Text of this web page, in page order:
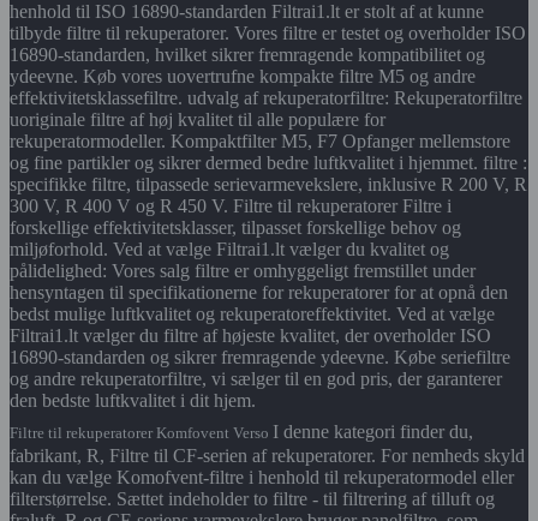
henhold til ISO 16890-standarden Filtrai1.lt er stolt af at kunne
tilbyde filtre til rekuperatorer. Vores filtre er testet og overholder ISO
16890-standarden, hvilket sikrer fremragende kompatibilitet og
ydeevne. Køb vores uovertrufne kompakte filtre M5 og andre
effektivitetsklassefiltre. udvalg af rekuperatorfiltre: Rekuperatorfiltre
uoriginale filtre af høj kvalitet til alle populære for
rekuperatormodeller. Kompaktfilter M5, F7 Opfanger mellemstore
og fine partikler og sikrer dermed bedre luftkvalitet i hjemmet. filtre :
specifikke filtre, tilpassede serievarmevekslere, inklusive R 200 V, R
300 V, R 400 V og R 450 V. Filtre til rekuperatorer Filtre i
forskellige effektivitetsklasser, tilpasset forskellige behov og
miljøforhold. Ved at vælge Filtrai1.lt vælger du kvalitet og
pålidelighed: Vores salg filtre er omhyggeligt fremstillet under
hensyntagen til specifikationerne for rekuperatorer for at opnå den
bedst mulige luftkvalitet og rekuperatoreffektivitet. Ved at vælge
Filtrai1.lt vælger du filtre af højeste kvalitet, der overholder ISO
16890-standarden og sikrer fremragende ydeevne. Købe seriefiltre
og andre rekuperatorfiltre, vi sælger til en god pris, der garanterer
den bedste luftkvalitet i dit hjem.
Filtre til rekuperatorer Komfovent Verso I denne kategori finder du,
fabrikant, R, Filtre til CF-serien af rekuperatorer. For nemheds skyld
kan du vælge Komofvent-filtre i henhold til rekuperatormodel eller
filterstørrelse. Sættet indeholder to filtre - til filtrering af tilluft og